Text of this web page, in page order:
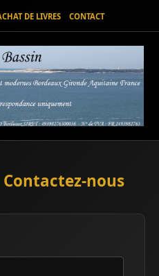
DE LIVRES CONTACT
nous